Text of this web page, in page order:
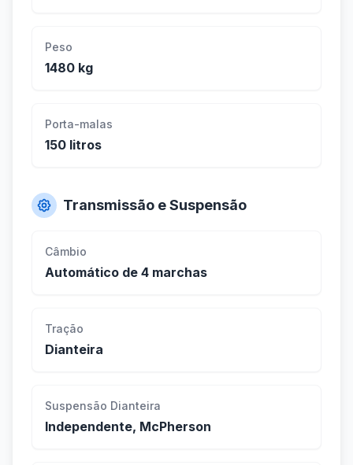
Peso
1480 kg
Porta-malas
150 litros
Transmissão e Suspensão
Câmbio
Automático de 4 marchas
Tração
Dianteira
Suspensão Dianteira
Independente, McPherson